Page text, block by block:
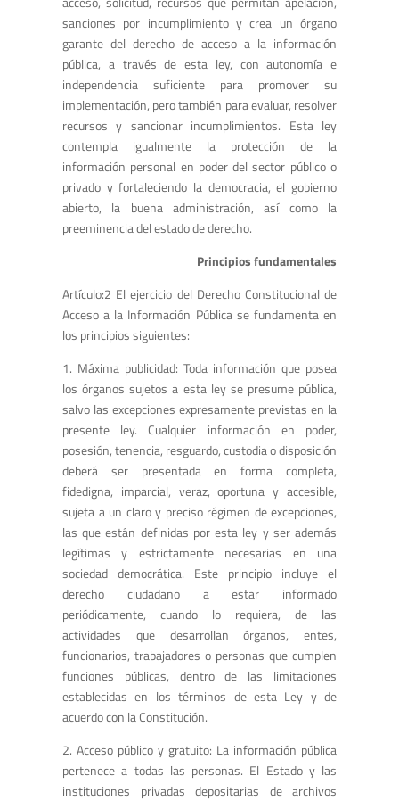
sanciones por incumplimiento y crea un órgano
garante del derecho de acceso a la información
pública, a través de esta ley, con autonomía e
independencia suficiente para promover su
implementación, pero también para evaluar, resolver
recursos y sancionar incumplimientos. Esta ley
contempla igualmente la protección de la
información personal en poder del sector público o
privado y fortaleciendo la democracia, el gobierno
abierto, la buena administración, así como la
preeminencia del estado de derecho.
Principios fundamentales
Artículo:2 El ejercicio del Derecho Constitucional de
Acceso a la Información Pública se fundamenta en
los principios siguientes:
1. Máxima publicidad: Toda información que posea
los órganos sujetos a esta ley se presume pública,
salvo las excepciones expresamente previstas en la
presente ley. Cualquier información en poder,
posesión, tenencia, resguardo, custodia o disposición
deberá ser presentada en forma completa,
fidedigna, imparcial, veraz, oportuna y accesible,
sujeta a un claro y preciso régimen de excepciones,
las que están definidas por esta ley y ser además
legítimas y estrictamente necesarias en una
sociedad democrática. Este principio incluye el
derecho ciudadano a estar informado
periódicamente, cuando lo requiera, de las
actividades que desarrollan órganos, entes,
funcionarios, trabajadores o personas que cumplen
funciones públicas, dentro de las limitaciones
establecidas en los términos de esta Ley y de
acuerdo con la Constitución.
2. Acceso público y gratuito: La información pública
pertenece a todas las personas. El Estado y las
instituciones privadas depositarias de archivos